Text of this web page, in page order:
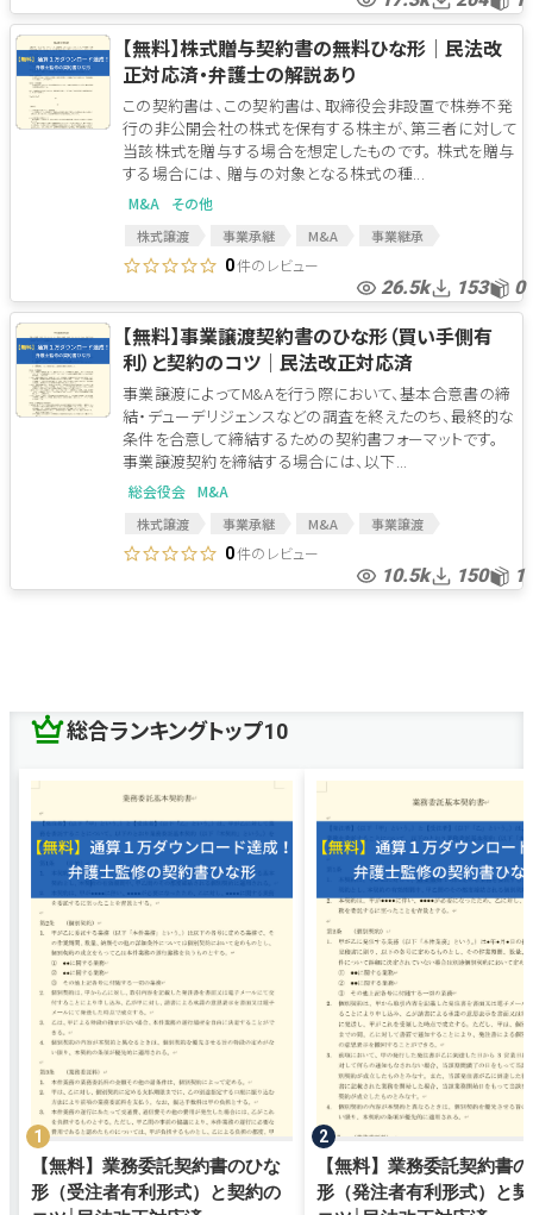
【無料】株式贈与契約書の無料ひな形│民法改
正対応済・弁護士の解説あり
この契約書は、この契約書は、取締役会非設置で株券不発
行の非公開会社の株式を保有する株主が、第三者に対して
当該株式を贈与する場合を想定したものです。 株式を贈与
する場合には、 贈与の対象となる株式の種...
M&A その他
株式譲渡 事業承継 M&A
事業継承
財産分与
M&A契約 M&A関連
株式譲渡契約書
贈与
贈与契約 株式贈与 株式贈与契約書
0件のレビュー
26.5k 153 0
【無料】事業譲渡契約書のひな形（買い手側有
利）と契約のコツ│民法改正対応済
事業譲渡によってM&Aを行う際において、基本合意書の締
結・デューデリジェンスなどの調査を終えたのち、最終的な
条件を合意して締結するための契約書フォーマットです。
事業譲渡契約を締結する場合には、以下...
総会役会 M&A
株式譲渡 事業承継 M&A
事業譲渡
事業継承
買収 PMI
M＆Aアドバイザー
0件のレビュー
10.5k 150 1
総合ランキングトップ10
【無料】業務委託契約書のひな
形（受注者有利形式）と契約の
【無料】業務委託契約書
形（発注者有利形式）と